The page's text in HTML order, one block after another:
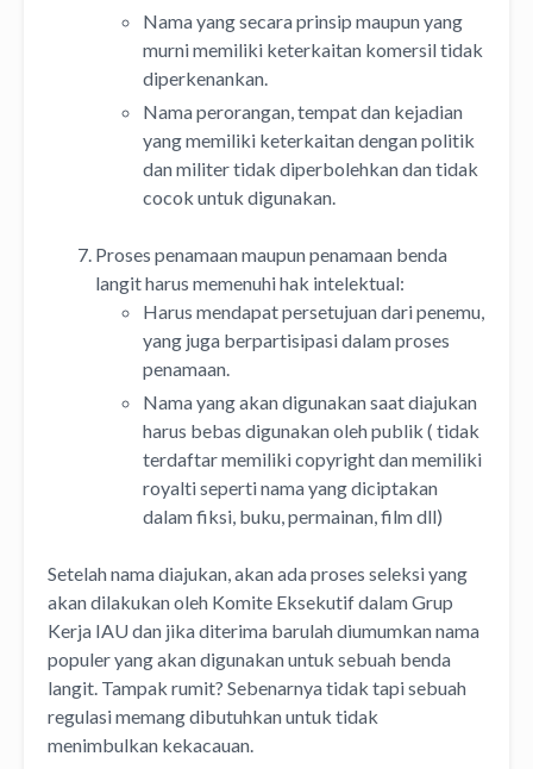
Nama yang secara prinsip maupun yang
murni memiliki keterkaitan komersil tidak
diperkenankan.
Nama perorangan, tempat dan kejadian
yang memiliki keterkaitan dengan politik
dan militer tidak diperbolehkan dan tidak
cocok untuk digunakan.
Proses penamaan maupun penamaan benda
langit harus memenuhi hak intelektual:
Harus mendapat persetujuan dari penemu,
yang juga berpartisipasi dalam proses
penamaan.
Nama yang akan digunakan saat diajukan
harus bebas digunakan oleh publik ( tidak
terdaftar memiliki copyright dan memiliki
royalti seperti nama yang diciptakan
dalam fiksi, buku, permainan, film dll)
Setelah nama diajukan, akan ada proses seleksi yang
akan dilakukan oleh Komite Eksekutif dalam Grup
Kerja IAU dan jika diterima barulah diumumkan nama
populer yang akan digunakan untuk sebuah benda
langit. Tampak rumit? Sebenarnya tidak tapi sebuah
regulasi memang dibutuhkan untuk tidak
menimbulkan kekacauan.